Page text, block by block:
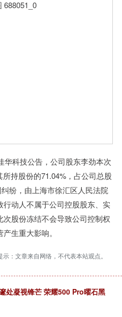
科技公告，公司股东李劲本次
持股份的71.04%，占公司总股
纷，由上海市徐汇区人民法院
动人不属于公司控股股东、实
股份冻结不会导致公司控制权
生重大影响。
示：文章来自网络，不代表本站观点。
处凝视锋芒 荣耀500 Pro曜石黑